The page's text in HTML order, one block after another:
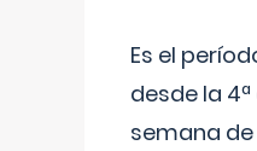
Es el
desde la 4ª
semana